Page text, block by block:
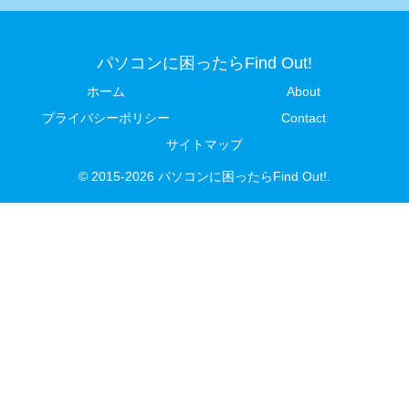
パソコンに困ったらFind Out!
ホーム
About
プライバシーポリシー
Contact
サイトマップ
© 2015-2026 パソコンに困ったらFind Out!.